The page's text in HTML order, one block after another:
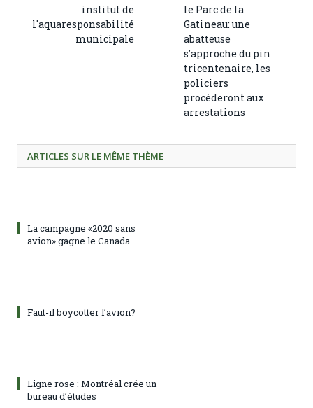
institut de
l'aquaresponsabilité
municipale
le Parc de la
Gatineau: une
abatteuse
s'approche du pin
tricentenaire, les
policiers
procéderont aux
arrestations
ARTICLES SUR LE MÊME THÈME
La campagne «2020 sans
avion» gagne le Canada
Faut-il boycotter l’avion?
Ligne rose : Montréal crée un
bureau d’études